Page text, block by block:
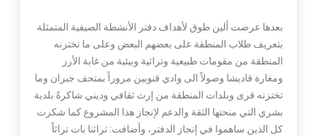
بعدها عرضت ألين طوق لأهداف دفتر الأنشطة الصيفية المتمثلة
بتعريف طلاب المنطقة على بعضهم البعض وعلى ما تختزنه
المنطقة من مقومات طبيعية وتراثية وبيئية من غابة الأرز
ومغارة قاديشا وصولاً الى وادي قنوبين مروراً بمتحف جبران وما
تختزنه قرى وبلدات المنطقة من إرث ثقافي وديني شاكرةً بلدية
بشري التي منحتها الثقة والدعم لإنجاز هذا المشروع كما شكرت
كل الذين ساهموا في إنجاز الدفتر، وأضافت: تراثنا بات تراثاً